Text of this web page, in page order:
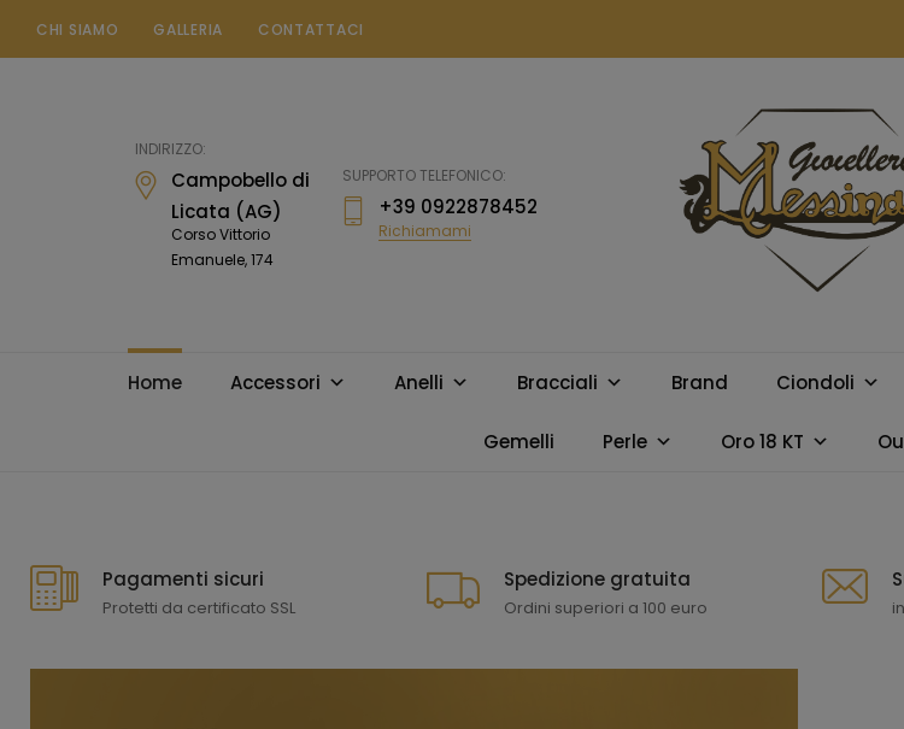
CHI SIAMO GALLERIA CONTATTACI
INDIRIZZO:
Campobello di
Licata (AG)
Corso Vittorio
Emanuele, 174
SUPPORTO TELEFONICO:
+39 0922878452
Richiamami
MESSINA
migliori marchi.
Home Accessori Anelli Bracciali Brand Ciondoli
Gemelli Perle Oro 18 KT
Pagamenti sicuri
Protetti da certificato SSL
Spedizione gratuita
Ordini superiori a 100 euro